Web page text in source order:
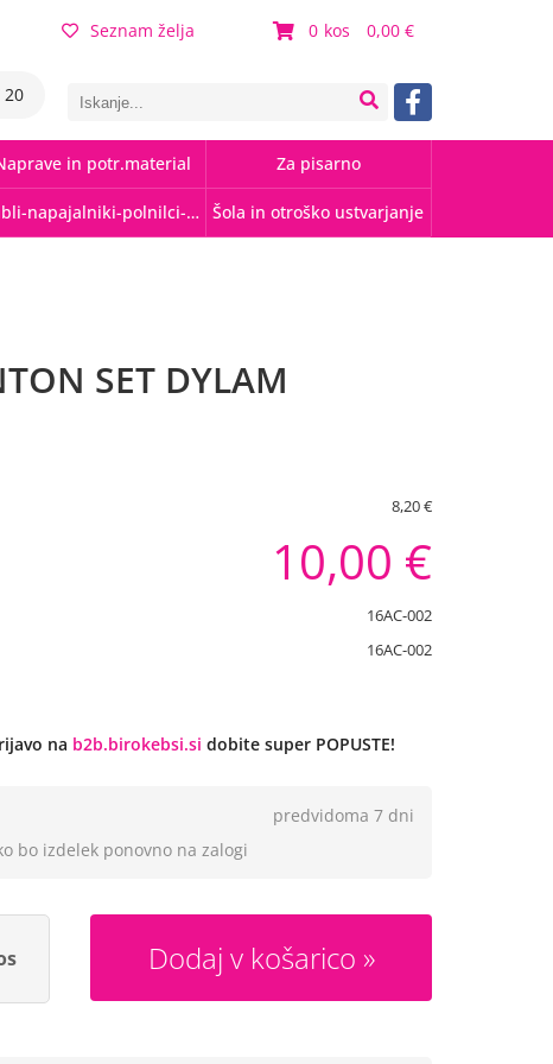
0 0,00
Seznam želja
20
in potr.material Za pisarno
Kabli-napajalniki-polnilci-hubi Šola in otroško ustvarjanje
SET DYLAM
8,20 €
10,00 €
16AC-002
16AC-002
na b2b.birokebsi.si dobite super POPUSTE!
predvidoma 7 dni
bo izdelek ponovno na zalogi
Dodaj v košarico